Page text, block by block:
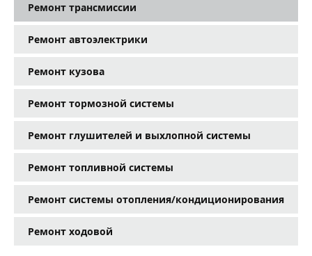
Ремонт трансмиссии
Ремонт автоэлектрики
Ремонт кузова
Ремонт тормозной системы
Ремонт глушителей и выхлопной системы
Ремонт топливной системы
Ремонт системы отопления/кондиционирования
Ремонт ходовой